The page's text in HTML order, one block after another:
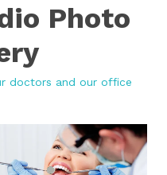
Photo
doctors and our office